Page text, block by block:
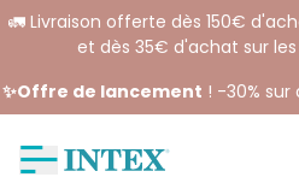
🚛 Livraison offerte dès 150€
et dès 35€ d'achat sur
✨Offre de lancement ! -30%